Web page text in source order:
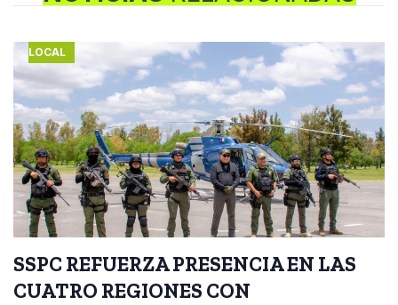
LOCAL
SSPC REFUERZA PRESENCIA EN LAS
CUATRO REGIONES CON